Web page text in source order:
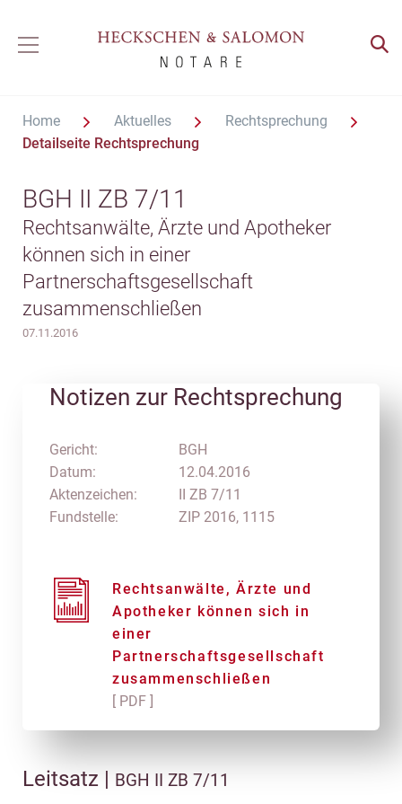
Home Aktuelles
Rechtsprechung
Detailseite Rechtsprechung
BGH II ZB 7/11
Rechtsanwälte, Ärzte und Apotheker
können sich in einer
Partnerschaftsgesellschaft
zusammenschließen
07.11.2016
Notizen zur Rechtsprechung
Gericht:
Datum:
Aktenzeichen:
Fundstelle:
BGH
12.04.2016
II ZB 7/11
ZIP 2016, 1115
Rechtsanwälte, Ärzte und
Apotheker können sich in
einer
Partnerschaftsgesellschaft
zusammenschließen
[ PDF ]
Leitsatz | BGH II ZB 7/11